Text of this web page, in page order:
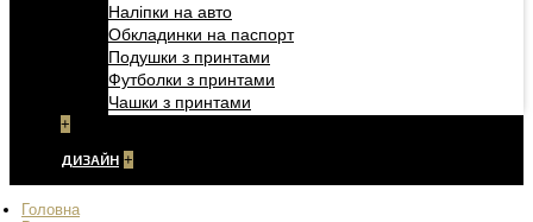
Наліпки на авто
Обкладинки на паспорт
Подушки з принтами
Футболки з принтами
Чашки з принтами
+
ДИЗАЙН +
Головна